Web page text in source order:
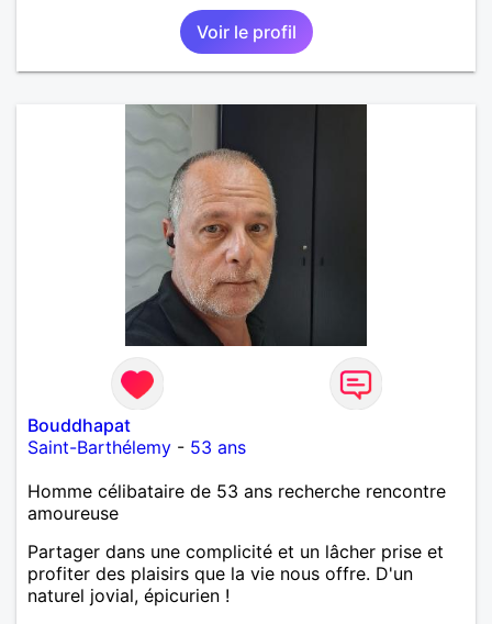
Voir le profil
Bouddhapat
Saint-Barthélemy - 53 ans
Homme célibataire de 53 ans recherche rencontre
amoureuse
Partager dans une complicité et un lâcher prise et
profiter des plaisirs que la vie nous offre. D'un
naturel jovial, épicurien !